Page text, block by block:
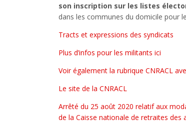
son inscription sur les listes
dans les communes du domicile pour
Tracts et expressions des syndicats
Plus d’infos pour les militants ici
Voir également la rubrique CNRACL
Le site de la CNRACL
Arrêté du 25 août 2020 relatif aux
de la Caisse nationale de retraites des